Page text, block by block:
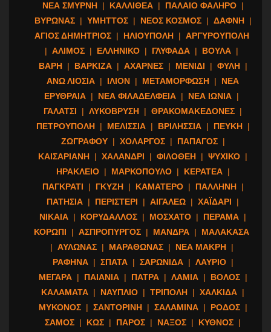
ΝΕΑ ΣΜΥΡΝΗ | ΚΑΛΛΙΘΕΑ | ΠΑΛΑΙΟ ΦΑΛΗΡΟ |
ΒΥΡΩΝΑΣ | ΥΜΗΤΤΟΣ | ΝΕΟΣ ΚΟΣΜΟΣ | ΔΑΦΝΗ |
ΑΓΙΟΣ ΔΗΜΗΤΡΙΟΣ | ΗΛΙΟΥΠΟΛΗ | ΑΡΓΥΡΟΥΠΟΛΗ
| ΑΛΙΜΟΣ | ΕΛΛΗΝΙΚΟ | ΓΛΥΦΑΔΑ | ΒΟΥΛΑ |
ΒΑΡΗ | ΒΑΡΚΙΖΑ | ΑΧΑΡΝΕΣ | ΜΕΝΙΔΙ | ΦΥΛΗ |
ΑΝΩ ΛΙΟΣΙΑ | ΙΛΙΟΝ | ΜΕΤΑΜΟΡΦΩΣΗ |
ΝΕΑ
ΕΡΥΘΡΑΙΑ | ΝΕΑ ΦΙΛΑΔΕΛΦΕΙΑ | ΝΕΑ ΙΩΝΙΑ |
ΓΑΛΑΤΣΙ
| ΛΥΚΟΒΡΥΣΗ | ΘΡΑΚΟΜΑΚΕΔΟΝΕΣ |
ΠΕΤΡΟΥΠΟΛΗ | ΜΕΛΙΣΣΙΑ | ΒΡΙΛΗΣΣΙΑ | ΠΕΥΚΗ |
ΖΩΓΡΑΦΟΥ | ΧΟΛΑΡΓΟΣ | ΠΑΠΑΓΟΣ |
ΚΑΙΣΑΡΙΑΝΗ | ΧΑΛΑΝΔΡΙ | ΦΙΛΟΘΕΗ | ΨΥΧΙΚΟ |
ΗΡΑΚΛΕΙΟ | ΜΑΡΚΟΠΟΥΛΟ | ΚΕΡΑΤΕΑ |
ΠΑΓΚΡΑΤΙ
| ΓΚΥΖΗ | ΚΑΜΑΤΕΡΟ | ΠΑΛΛΗΝΗ |
ΠΑΤΗΣΙΑ | ΠΕΡΙΣΤΕΡΙ | ΑΙΓΑΛΕΩ | ΧΑΪΔΑΡΙ
|
ΝΙΚΑΙΑ | ΚΟΡΥΔΑΛΛΟΣ | ΜΟΣΧΑΤΟ | ΠΕΡΑΜΑ |
ΚΟΡΩΠΙ
| ΑΣΠΡΟΠΥΡΓΟΣ | ΜΑΝΔΡΑ |
ΜΑΛΑΚΑΣΑ
| ΑΥΛΩΝΑΣ | ΜΑΡΑΘΩΝΑΣ | ΝΕΑ ΜΑΚΡΗ |
ΡΑΦΗΝΑ | ΣΠΑΤΑ | ΣΑΡΩΝΙΔΑ | ΛΑΥΡΙΟ |
ΜΕΓΑΡΑ | ΠΑΙΑΝΙΑ | ΠΑΤΡΑ | ΛΑΜΙΑ | ΒΟΛΟΣ |
ΚΑΛΑΜΑΤΑ | ΝΑΥΠΛΙΟ | ΤΡΙΠΟΛΗ | ΧΑΛΚΙΔΑ |
ΜΥΚΟΝΟΣ | ΣΑΝΤΟΡΙΝΗ | ΣΑΛΑΜΙΝΑ | ΡΟΔΟΣ |
ΣΑΜΟΣ | ΚΩΣ | ΠΑΡΟΣ | ΝΑΞΟΣ | ΚΥΘΝΟΣ |